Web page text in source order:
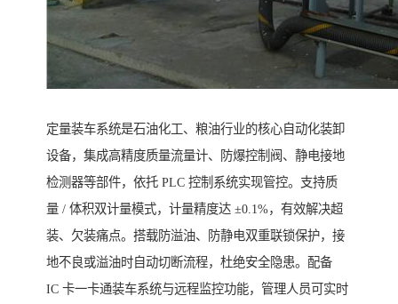
定量装车系统是石油化工、粮油行业的核心自动化装卸
设备，集成高精度质量流量计、防爆控制阀、静电接地
检测器等部件，依托 PLC 控制系统实现管控。支持质
量 / 体积双计量模式，计量精度达 ±0.1%，有效解决超
装、欠装痛点。搭载防溢油、防静电双重联锁保护，接
地不良或溢油时自动切断流程，杜绝安全隐患。配备
IC 卡一卡通装车系统与远程监控功能，管理人员可实时